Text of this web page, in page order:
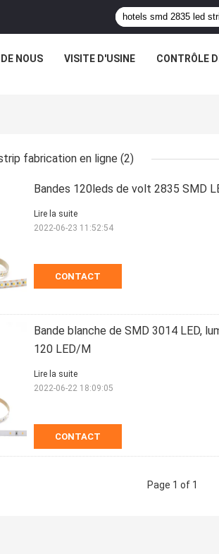
NOUS VISITE D'USINE CONTRÔLE
fabrication en ligne (2)
Bandes 120leds de volt 2835 SMD
CONTACT
Lire la suite
2022-06-23 11:52:54
Bande blanche de SMD 3014 LED,
120 LED/M
CONTACT
Lire la suite
2022-06-22 18:09:05
Page 1 of 1